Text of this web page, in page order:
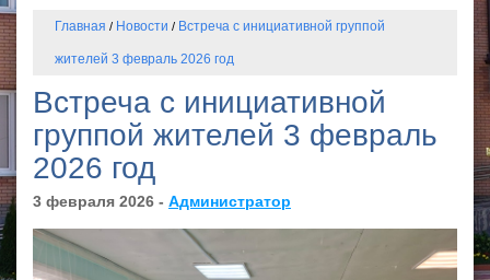
Главная / Новости / Встреча с инициативной группой
жителей 3 февраль 2026 год
Встреча с инициативной
группой жителей 3 февраль
2026 год
3 февраля 2026 - Администратор